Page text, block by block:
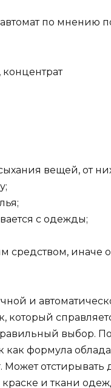
вещей, от
с одежды;
иначе
и
который
выбор.
как формула
Может отстирывать
и ткани